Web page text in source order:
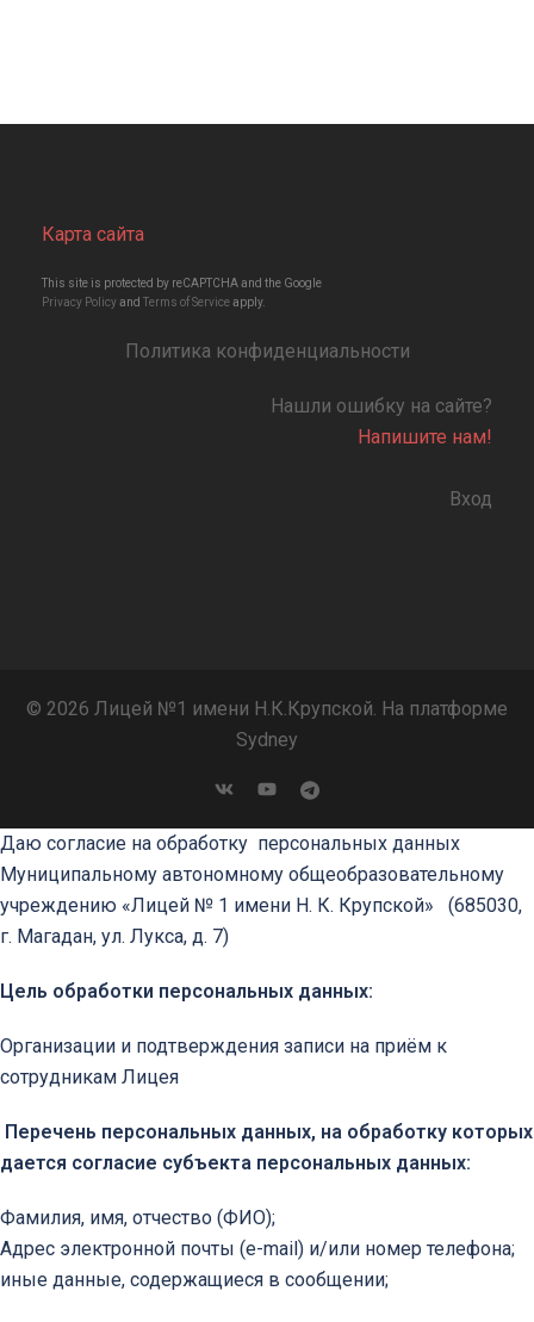
Карта сайта
This site is protected by reCAPTCHA and the Google
Privacy Policyand Terms of Serviceapply.
Политика конфиденциальности
Нашли ошибку на сайте?
Напишите нам!
Вход
© 2026 Лицей №1 имени Н.К.Крупской. На платформе
Sydney
Даю согласие на обработку персональных данных
Муниципальному автономному общеобразовательному
учреждению «Лицей № 1 имени Н. К. Крупской»
(685030,
г. Магадан, ул. Лукса, д. 7)
Цель обработки персональных данных:
Организации и подтверждения записи на приём к
сотрудникам Лицея
Перечень персональных данных, на обработку которых
дается согласие субъекта персональных данных:
Фамилия, имя, отчество (ФИО);
Адрес электронной почты (e-mail) и/или номер телефона;
иные данные, содержащиеся в сообщении;